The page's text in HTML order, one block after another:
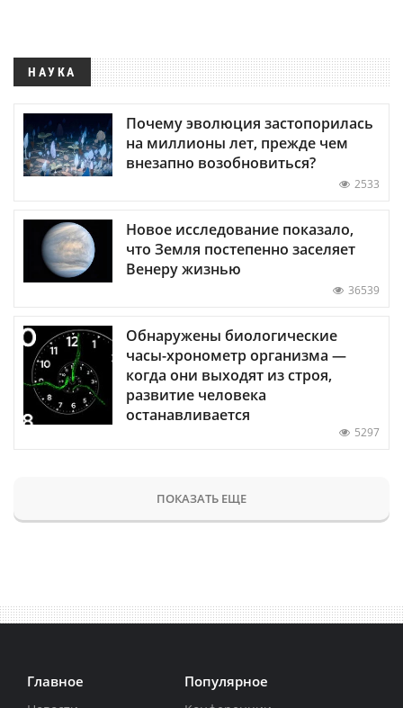
НАУКА
Почему эволюция застопорилась
на миллионы лет, прежде чем
внезапно возобновиться?
2533
Новое исследование показало,
что Земля постепенно заселяет
Венеру жизнью
36539
Обнаружены биологические
часы-хронометр организма —
когда они выходят из строя,
развитие человека
останавливается
5297
ПОКАЗАТЬ ЕЩЕ
Главное Популярное